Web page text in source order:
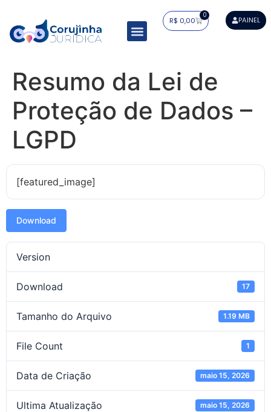
R$ 0,00
0
PAINEL
Resumo da Lei de
Proteção de Dados –
LGPD
[featured_image]
Download
Version
Download 17
Tamanho do Arquivo 1.19 MB
File Count 1
Data de Criação maio 15, 2026
Ultima Atualização maio 15, 2026